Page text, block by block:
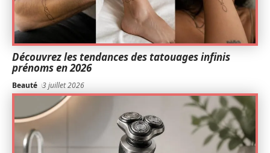
Découvrez les tendances des tatouages infinis
prénoms en 2026
Beauté 3 juillet 2026